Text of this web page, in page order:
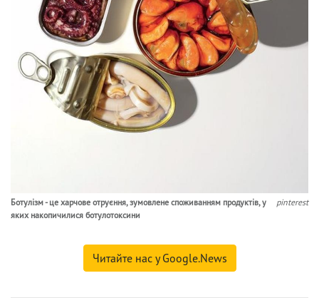
Ботулізм - це харчове отруєння, зумовлене споживанням продуктів, у
яких накопичилися ботулотоксини
pinterest
Читайте нас у Google.News